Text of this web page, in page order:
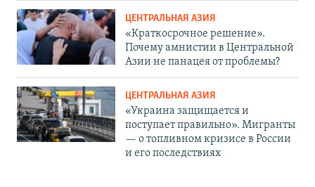
ЦЕНТРАЛЬНАЯ АЗИЯ
«Краткосрочное решение».
Почему амнистии в Центральной
Азии не панацея от проблемы?
ЦЕНТРАЛЬНАЯ АЗИЯ
«Украина защищается и
поступает правильно». Мигранты
— о топливном кризисе в России
и его последствиях